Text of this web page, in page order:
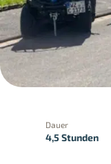
Dauer
4,5 Stunden